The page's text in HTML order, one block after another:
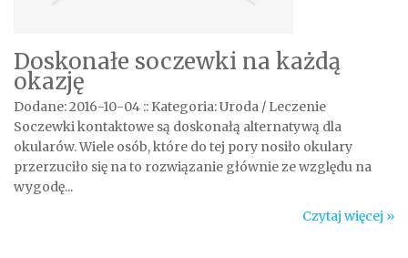
Doskonałe soczewki na każdą
okazję
Dodane: 2016-10-04 :: Kategoria: Uroda / Leczenie
Soczewki kontaktowe są doskonałą alternatywą dla
okularów. Wiele osób, które do tej pory nosiło okulary
przerzuciło się na to rozwiązanie głównie ze względu na
wygodę...
Czytaj więcej »